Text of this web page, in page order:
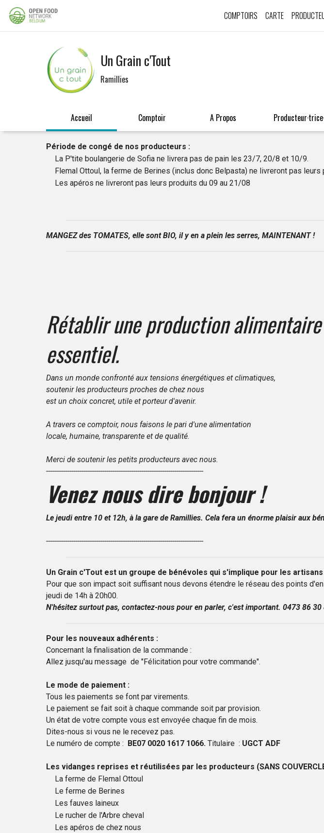
COMPTOIRS CARTE
Un Grain c'Tout
Ramillies
Accueil Comptoir A Propos
Période de congé de nos producteurs :
La P'tite boulangerie de Sofia ne livrera pas de pain les 23/7, 20/8 et 10/9.
Flemal Ottoul, la ferme de Berines (inclus donc Belpasta) ne livreront pas
Les apéros ne livreront pas leurs produits du 09 au 21/08
MANGEZ des TOMATES, elle sont BIO, il y en a plein les serres, MAINTENANT !
Rétablir une production
essentiel.
Dans un monde confronté aux tensions énergétiques et climatiques,
soutenir les producteurs proches de chez nous
est un choix concret, utile et porteur d'avenir.
A travers ce comptoir, nous faisons le pari d'une alimentation
locale, humaine, transparente et de qualité.
Merci de soutenir les petits producteurs avec nous.
---------------------------------------------------------------------------------
Venez nous dire bonjour !
Le jeudi entre 10 et 12h, à la gare de Ramillies. Cela fera un énorme plaisir aux
---------------------------------------------------------------------------------
Un Grain c'Tout est un groupe de bénévoles qui s'implique pour les
Pour que son impact soit suffisant nous devons étendre le réseau des points
jeudi de 14h à 20h00.
N'hésitez surtout pas, contactez-nous pour en parler, c'est important. 0473 86 30
Pour les nouveaux adhérents :
Concernant la finalisation de la commande :
Allez jusqu'au message de "Félicitation pour votre commande".
Le mode de paiement :
Tous les paiements se font par virements.
Le paiement se fait soit à chaque commande soit par provision.
Un état de votre compte vous est envoyée chaque fin de mois.
Dites-nous si vous ne le recevez pas.
Le numéro de compte :
BE07 0020 1617 1066. Titulaire : UGCT ADF
Les vidanges reprises et réutilisées par les producteurs (SANS
La ferme de Flemal Ottoul
Le ferme de Berines
Les fauves laineux
Le rucher de l'Arbre cheval
Les apéros de chez nous